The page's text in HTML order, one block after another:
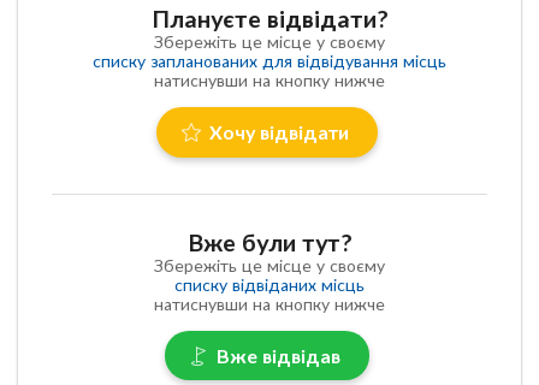
Плануєте відвідати?
Збережіть це місце у своєму
списку запланованих для відвідування місць
натиснувши на кнопку нижче
Хочу відвідати
Вже були тут?
Збережіть це місце у своєму
списку відвіданих місць
натиснувши на кнопку нижче
Вже відвідав